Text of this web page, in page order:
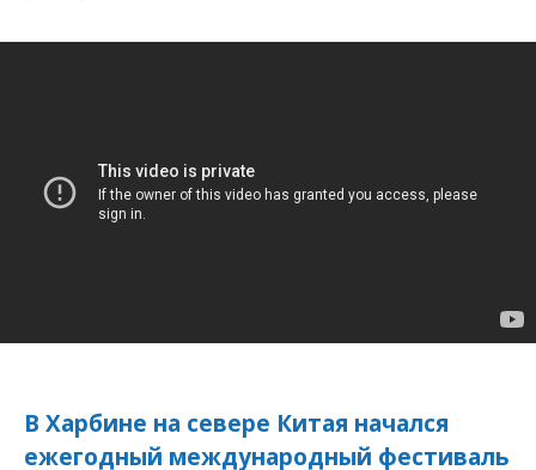
В Харбине на севере Китая начался
ежегодный международный фестиваль